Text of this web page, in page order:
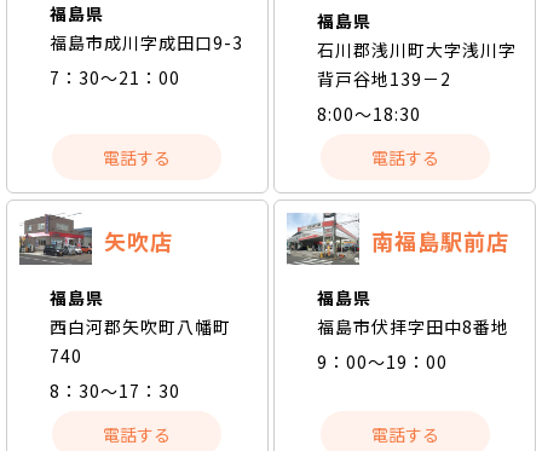
福島県
福島市成川字成田口9-3
7：30～21：00
電話する
福島県
石川郡浅川町大字浅川字
背戸谷地139－2
8:00～18:30
電話する
矢吹店
福島県
西白河郡矢吹町八幡町
740
8：30～17：30
電話する
南福島駅前店
福島県
福島市伏拝字田中8番地
9：00～19：00
電話する